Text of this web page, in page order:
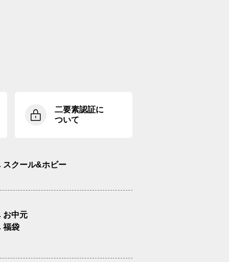
二要素認証に
ついて
スクール&ホビー
お中元
福袋